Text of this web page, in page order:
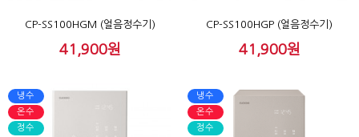
CP-SS100HGM (얼음정수기)
41,900원
CP-SS100HGP (얼음정수기)
41,900원
냉수
온수
정수
냉수
온수
정수